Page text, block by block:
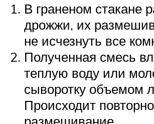
В граненом стакане
дрожжи, их
не исчезнуть все
Полученная смесь
теплую воду или
сыворотку объемом
Происходит